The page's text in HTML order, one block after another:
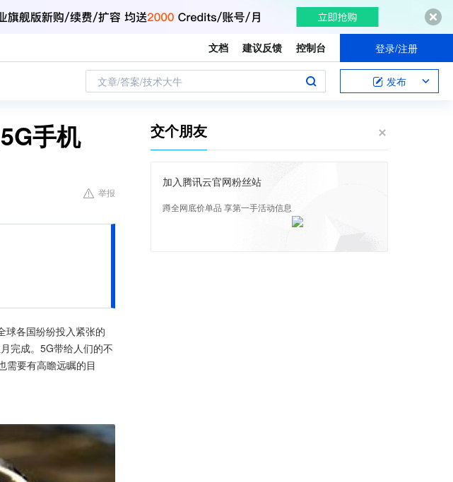
文档 建议反馈 控制台 登录/注册
文章/答案/技术大牛 发布
手机
举报
球各国纷纷投入紧张的
完成。5G带给人们的不
需要有高瞻远瞩的目
交个朋友
加入腾讯云官网粉丝站
蹲全网底价单品 享第一手活动信息